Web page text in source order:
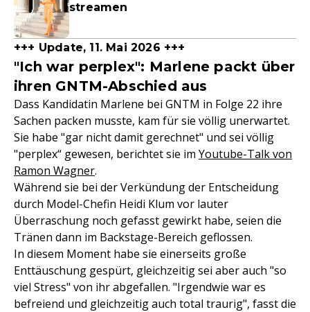
streamen
+++ Update, 11. Mai 2026 +++
"Ich war perplex": Marlene packt über
ihren GNTM-Abschied aus
Dass Kandidatin Marlene bei GNTM in Folge 22 ihre
Sachen packen musste, kam für sie völlig unerwartet.
Sie habe "gar nicht damit gerechnet" und sei völlig
"perplex“ gewesen, berichtet sie im Youtube-Talk von
Ramon Wagner.
Während sie bei der Verkündung der Entscheidung
durch Model-Chefin Heidi Klum vor lauter
Überraschung noch gefasst gewirkt habe, seien die
Tränen dann im Backstage-Bereich geflossen.
In diesem Moment habe sie einerseits große
Enttäuschung gespürt, gleichzeitig sei aber auch "so
viel Stress" von ihr abgefallen. "Irgendwie war es
befreiend und gleichzeitig auch total traurig", fasst die